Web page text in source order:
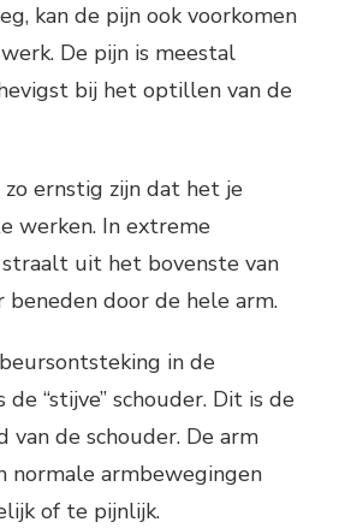
kan de pijn ook voorkomen
De pijn is meestal
bij het optillen van de
zo ernstig zijn dat het je
werken. In extreme
uit het bovenste van
beneden door de hele arm.
in de
“stijve” schouder. Dit is de
van de schouder. De arm
normale armbewegingen
of te pijnlijk.